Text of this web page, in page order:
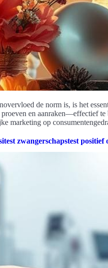
de norm is, is het
en aanraken—effectief te
marketing op
zwangerschapstest positief